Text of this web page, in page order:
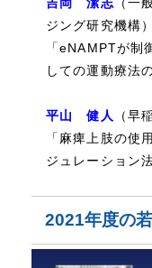
吉岡 潔志（一
ジング研究機構）
「eNAMPTが制
しての運動療法
平山 健人
（早
「麻痺上肢の使
ジュレーション
2021年度の